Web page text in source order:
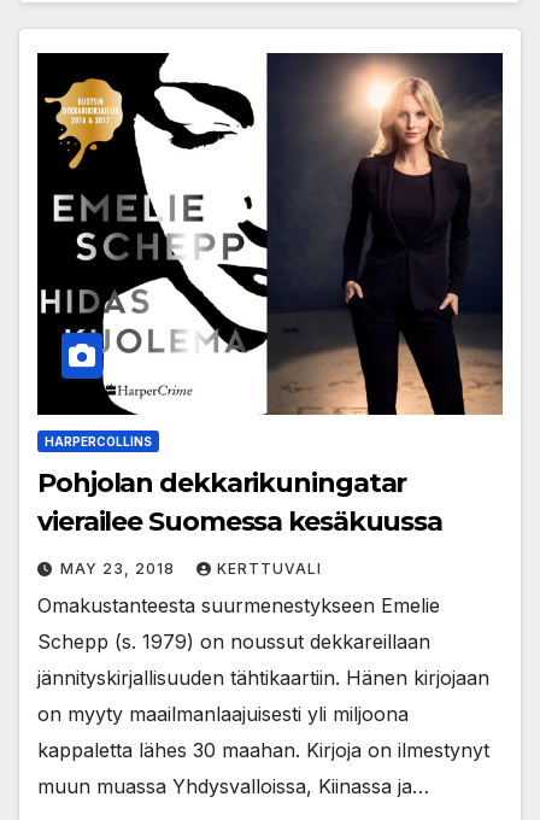
HARPERCOLLINS
Pohjolan dekkarikuningatar
vierailee Suomessa kesäkuussa
MAY 23, 2018 KERTTUVALI
Omakustanteesta suurmenestykseen Emelie
Schepp (s. 1979) on noussut dekkareillaan
jännityskirjallisuuden tähtikaartiin. Hänen kirjojaan
on myyty maailmanlaajuisesti yli miljoona
kappaletta lähes 30 maahan. Kirjoja on ilmestynyt
muun muassa Yhdysvalloissa, Kiinassa ja…